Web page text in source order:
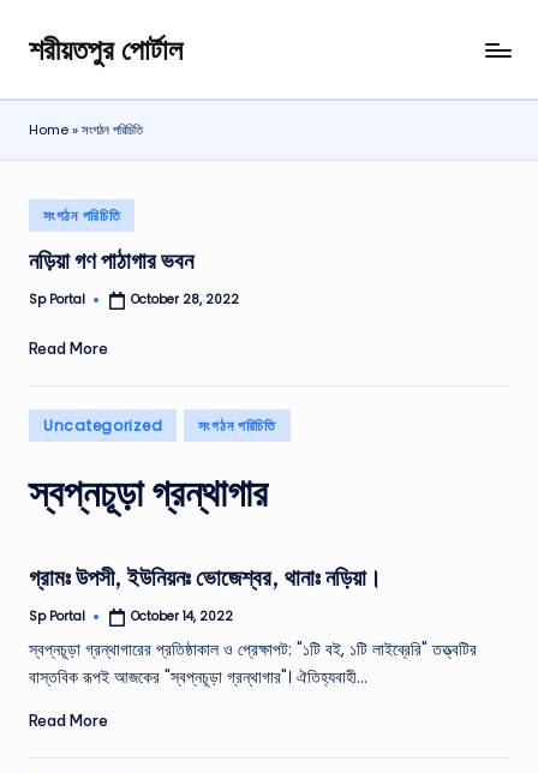
Skip
content
শরীয়তপুর পোর্টাল
শরীয়তপুর
জেলা
বিষয়ক
পোর্টাল
Home»সংগঠন পরিচিতি
Posted
in
সংগঠন পরিচিতি
নড়িয়া গণ পাঠাগার ভবন
Posted
Sp Portal October 28, 2022
Read More
Posted
in
Uncategorized সংগঠন পরিচিতি
স্বপ্নচূড়া গ্রন্থাগার
গ্রামঃ উপসী, ইউনিয়নঃ ভোজেশ্বর, থানাঃ নড়িয়া।
Posted
Sp Portal October 14, 2022
স্বপ্নচূড়া গ্রন্থাগারের প্রতিষ্ঠাকাল ও প্রেক্ষাপট: "১টি বই, ১টি লাইব্রেরি" তত্ত্বটির
বাস্তবিক রূপই আজকের "স্বপ্নচূড়া গ্রন্থাগার"। ঐতিহ্যবাহী…
Read More